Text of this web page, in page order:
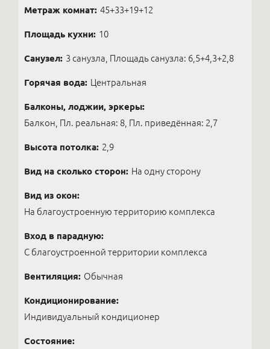
Метраж комнат: 45+33+19+12
Площадь кухни: 10
Санузел: 3 санузла, Площадь санузла: 6,5+4,3+2,8
Горячая вода: Центральная
Балконы, лоджии, эркеры:
Балкон, Пл. реальная: 8, Пл. приведённая: 2,7
Высота потолка: 2,9
Вид на сколько сторон: На одну сторону
Вид из окон:
На благоустроенную территорию комплекса
Вход в парадную:
С благоустроенной территории комплекса
Вентиляция: Обычная
Кондиционирование:
Индивидуальный кондиционер
Состояние: